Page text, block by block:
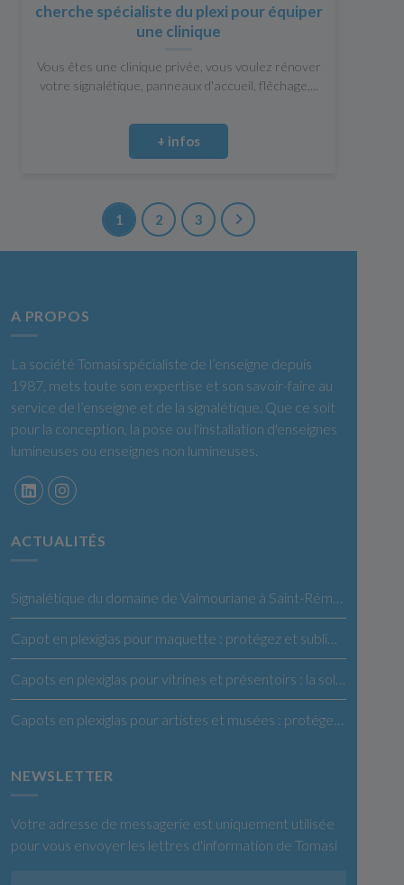
cherche spécialiste du plexi pour équiper
une clinique
Vous êtes une clinique privée, vous voulez rénover
votre signalétique, panneaux d'accueil, flêchage,...
+ infos
1 2 3
A PROPOS
La société Tomasi spécialiste de l’enseigne depuis
1987, mets toute son expertise et son savoir-faire au
service de l’enseigne et de la signalétique. Que ce soit
pour la conception, la pose ou l'installation d'enseignes
lumineuses ou enseignes non lumineuses.
ACTUALITÉS
Signalétique du domaine de Valmouriane à Saint-Rémy de Provence
Capot en plexiglas pour maquette : protégez et sublimez vos créations
Capots en plexiglas pour vitrines et présentoirs : la solution idéale pour vos produits
Capots en plexiglas pour artistes et musées : protégez et exposez vos œuvres en toute confiance
NEWSLETTER
Votre adresse de messagerie est uniquement utilisée
pour vous envoyer les lettres d'information de Tomasi